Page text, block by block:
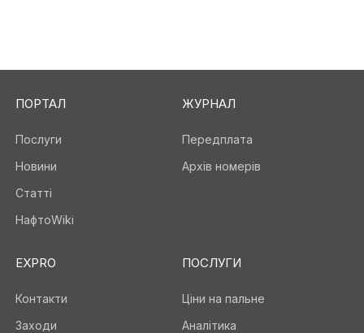
ПОРТАЛ
Послуги
Новини
Статті
НафтоWiki
ЖУРНАЛ
Передплата
Архів номерів
EXPRO
Контакти
Заходи
ПОСЛУГИ
Ціни на пальне
Аналітика